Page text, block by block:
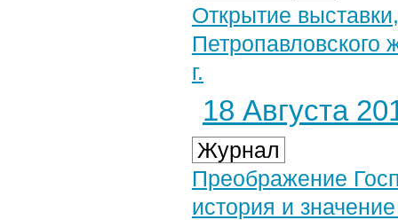
Открытие
Петропавловского
г.
18 Августа
Журнал
Преображение
история и